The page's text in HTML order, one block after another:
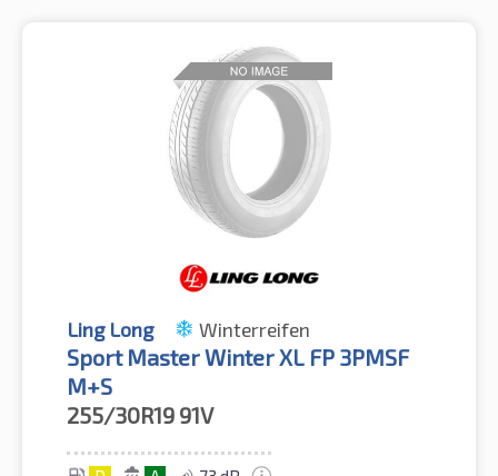
Ling Long Winterreifen
Sport Master Winter XL FP 3PMSF
M+S
255/30R19 91V